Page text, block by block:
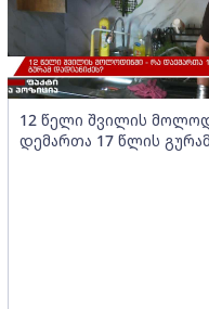
12 წელი შვილის
დემართა 17 წლის